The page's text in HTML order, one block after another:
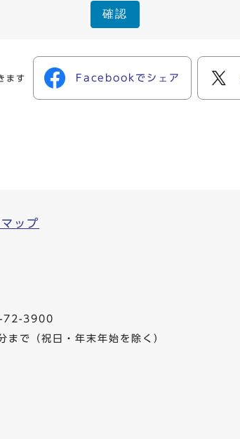
確認
ます Facebookでシェア
ップ
72-3900
で（祝日・年末年始を除く）